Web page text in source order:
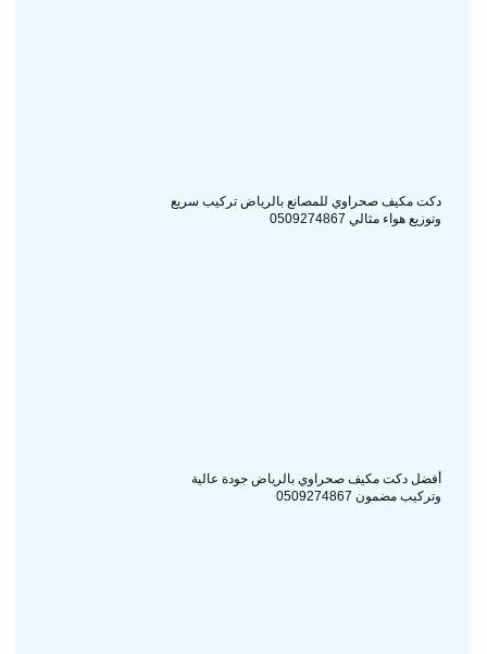
دكت مكيف صحراوي للمصانع بالرياض تركيب سريع
وتوزيع هواء مثالي 0509274867
أفضل دكت مكيف صحراوي بالرياض جودة عالية
وتركيب مضمون 0509274867